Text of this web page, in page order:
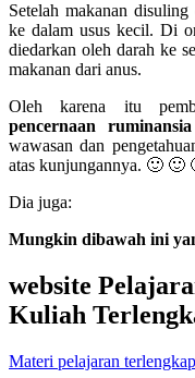
Setelah makanan
ke dalam usus kecil. Di
diedarkan oleh darah ke
makanan dari anus.
Oleh karena itu
pencernaan ruminansia
wawasan dan
atas kunjungannya. 🙂 🙂
Dia juga:
Mungkin dibawah ini
website
Kuliah
Materi pelajaran terlengkap